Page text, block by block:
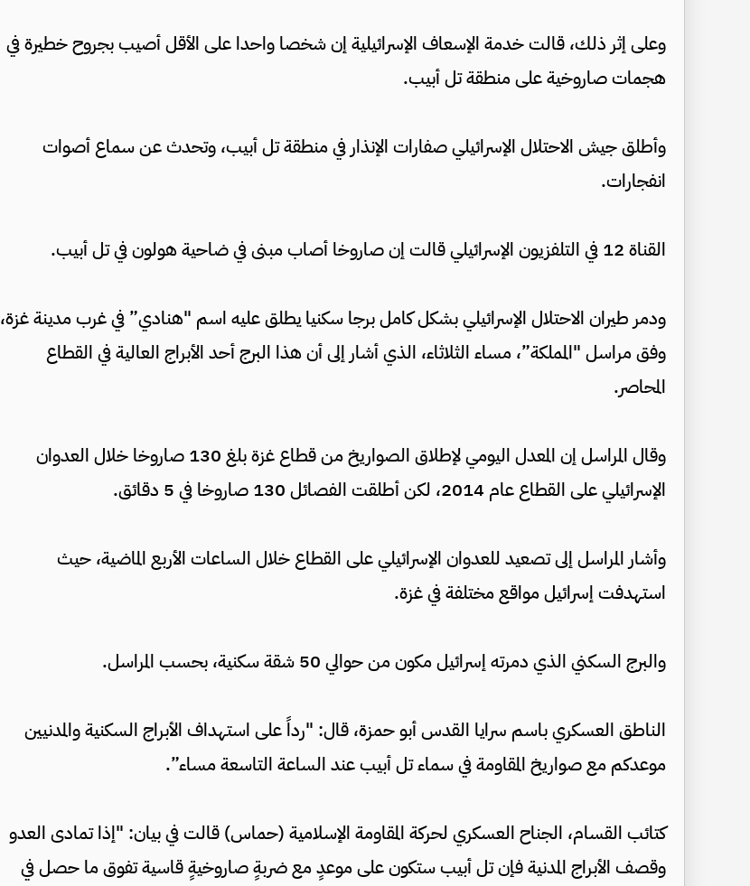
وعلى إثر ذلك، قالت خدمة الإسعاف الإسرائيلية إن شخصا واحدا على الأقل أصيب بجروح خطيرة في
هجمات صاروخية على منطقة تل أبيب.
وأطلق جيش الاحتلال الإسرائيلي صفارات الإنذار في منطقة تل أبيب، وتحدث عن سماع أصوات
انفجارات.
القناة 12 في التلفزيون الإسرائيلي قالت إن صاروخا أصاب مبنى في ضاحية هولون في تل أبيب.
ودمر طيران الاحتلال الإسرائيلي بشكل كامل برجا سكنيا يطلق عليه اسم "هنادي” في غرب مدينة غزة،
وفق مراسل "المملكة”، مساء الثلاثاء، الذي أشار إلى أن هذا البرج أحد الأبراج العالية في القطاع
المحاصر.
وقال المراسل إن المعدل اليومي لإطلاق الصواريخ من قطاع غزة بلغ 130 صاروخا خلال العدوان
الإسرائيلي على القطاع عام 2014، لكن أطلقت الفصائل 130 صاروخا في 5 دقائق.
وأشار المراسل إلى تصعيد للعدوان الإسرائيلي على القطاع خلال الساعات الأربع الماضية، حيث
استهدفت إسرائيل مواقع مختلفة في غزة.
والبرج السكني الذي دمرته إسرائيل مكون من حوالي 50 شقة سكنية، بحسب المراسل.
الناطق العسكري باسم سرايا القدس أبو حمزة، قال: "رداً على استهداف الأبراج السكنية والمدنيين
موعدكم مع صواريخ المقاومة في سماء تل أبيب عند الساعة التاسعة مساء”.
كتائب القسام، الجناح العسكري لحركة المقاومة الإسلامية (حماس) قالت في بيان: "إذا تمادى العدو
وقصف الأبراج المدنية فإن تل أبيب ستكون على موعدٍ مع ضربةٍ صاروخيةٍ قاسية تفوق ما حصل في